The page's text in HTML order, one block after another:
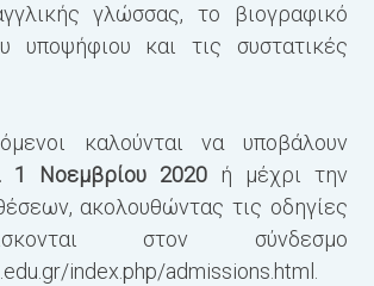
γλώσσας, το βιογραφικό
υποψήφιου και τις συστατικές
καλούνται να υποβάλουν
1 Νοεμβρίου 2020ή μέχρι την
ακολουθώντας τις οδηγίες
στον σύνδεσμο
index.php/admissions.html.